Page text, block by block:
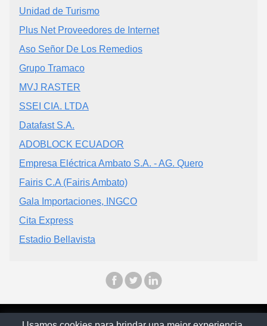
Unidad de Turismo
Plus Net Proveedores de Internet
Aso Señor De Los Remedios
Grupo Tramaco
MVJ RASTER
SSEI CIA. LTDA
Datafast S.A.
ADOBLOCK ECUADOR
Empresa Eléctrica Ambato S.A. - AG. Quero
Fairis C.A (Fairis Ambato)
Gala Importaciones, INGCO
Cita Express
Estadio Bellavista